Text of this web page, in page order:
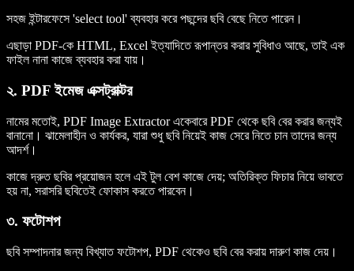
সহজ ইন্টারফেসে 'select tool' ব্যবহার করে পছন্দের ছবি বেছে নিতে পারেন।
এছাড়া PDF-কে HTML, Excel ইত্যাদিতে রূপান্তর করার সুবিধাও আছে, তাই এক
ফাইল নানা কাজে ব্যবহার করা যায়।
২. PDF ইমেজ এক্সট্রাক্টর
নামের মতোই, PDF Image Extractor একেবারে PDF থেকে ছবি বের করার জন্যই
বানানো। ঝামেলাহীন ও কার্যকর, যারা শুধু ছবি নিয়েই কাজ সেরে নিতে চান তাদের জন্য
আদর্শ।
কাজে দ্রুত ছবির প্রয়োজন হলে এই টুল বেশ কাজে দেয়; অতিরিক্ত ফিচার নিয়ে ভাবতে
হয় না, সরাসরি ছবিতেই ফোকাস করতে পারবেন।
৩. ফটোশপ
ছবি সম্পাদনার জন্য বিখ্যাত ফটোশপ, PDF থেকেও ছবি বের করায় দারুণ কাজ দেয়।